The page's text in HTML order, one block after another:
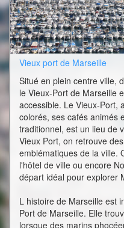
Vieux port de Marseille
Situé en plein centre ville,
le Vieux-Port de Marseille
accessible. Le Vieux-Port,
colorés, ses cafés animés
traditionnel, est un lieu de
Vieux Port, on retrouve
emblématiques de la ville.
l'hôtel de ville ou encore
départ idéal pour explorer
L histoire de Marseille est
Port de Marseille. Elle
lorsque des marins